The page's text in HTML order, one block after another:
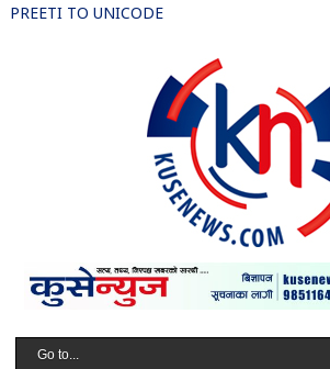
PREETI TO UNICODE